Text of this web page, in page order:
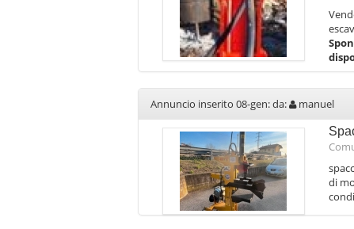
Annuncio inserito 08-gen: da: manuel
di